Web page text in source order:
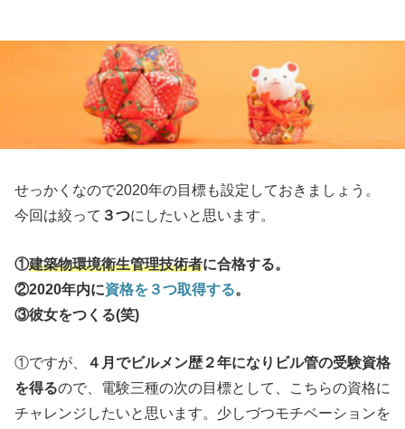
せっかくなので2020年の目標も設定しておきましょう。
今回は絞って ３つにしたいと思います。
①建築物環境衛生管理技術者に合格する。
②2020年内に資格を３つ取得する。
③彼女をつくる(笑)
①ですが、
４月でビルメン歴２年になりビル管の受験資格
を得るので、電験三種の次の目標として、こちらの資格に
チャレンジしたいと思います。少しづつモチベーションを